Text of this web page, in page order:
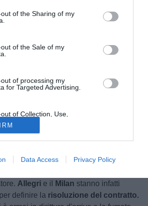
of the Sharing of my
of the Sale of my
of processing my
for Targeted Advertising.
of Collection, Use,
and/or Sharing of my
that Is Unrelated with the
it was collected.
Data Access Privacy Policy
giorni, le prossime ore si
per l'approdo dell'allenatore
per raccogliere le redini della squadra.
CON IL MILAN -L'ultimo vero
Allegri e il Milan stanno infatti
definire la risoluzione del contratto.